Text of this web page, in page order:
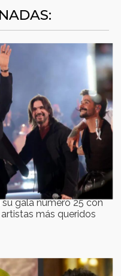
gala número 25 con
más queridos